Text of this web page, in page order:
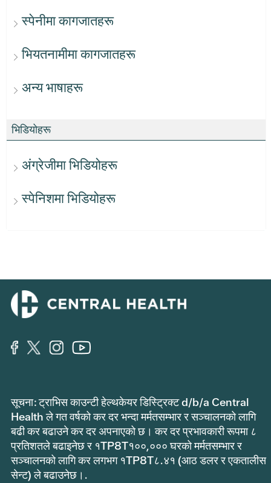
स्पेनीमा कागजातहरू
भियतनामीमा कागजातहरू
अन्य भाषाहरू
भिडियोहरू
अंग्रेजीमा भिडियोहरू
स्पेनिशमा भिडियोहरू
सूचना: ट्राभिस काउन्टी हेल्थकेयर डिस्ट्रिक्ट d/b/a Central
Health ले गत वर्षको कर दर भन्दा मर्मतसम्भार र सञ्चालनको लागि
बढी कर बढाउने कर दर अपनाएको छ। कर दर प्रभावकारी रूपमा ८
प्रतिशतले बढाइनेछ र १TP8T१००,००० घरको मर्मतसम्भार र
सञ्चालनको लागि कर लगभग १TP8T८.४१ (आठ डलर र एकतालीस
सेन्ट) ले बढाउनेछ।.